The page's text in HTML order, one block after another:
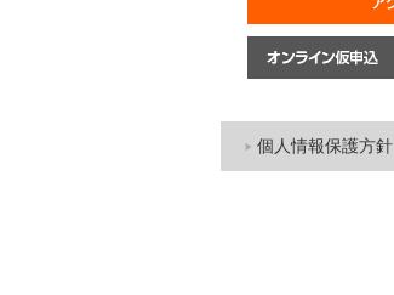
個人情報保護方針